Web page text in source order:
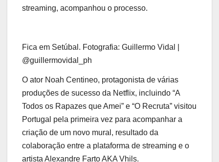
streaming, acompanhou o processo.
Fica em Setúbal. Fotografia: Guillermo Vidal |
@guillermovidal_ph
O ator Noah Centineo, protagonista de várias
produções de sucesso da Netflix, incluindo “A
Todos os Rapazes que Amei” e “O Recruta” visitou
Portugal pela primeira vez para acompanhar a
criação de um novo mural, resultado da
colaboração entre a plataforma de streaming e o
artista Alexandre Farto AKA Vhils.